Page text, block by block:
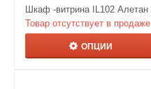
Шкаф -витрина IL102 Алетан
Товар отсутствует в продаже
ОПЦИИ